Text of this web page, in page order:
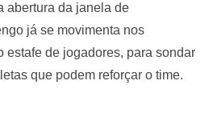
abertura da janela de
já se movimenta nos
estafe de jogadores, para sondar
que podem reforçar o time.